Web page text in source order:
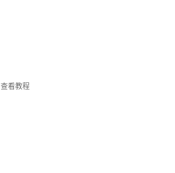
查看教程